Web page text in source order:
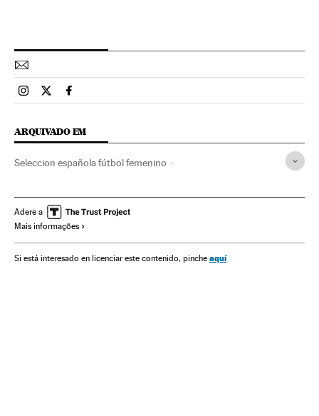
Esportes El País Brasil en Instagram
Esportes El País Brasil en Twitter
Esportes El País Brasil en Facebook
ARQUIVADO EM
Seleccion española fútbol femenino
Mundial fútbol femenino
Futebol feminino
Futebol Campeonato mundial Competições
Adere a
Mais informações
Si está interesado en licenciar este contenido, pinche aquí